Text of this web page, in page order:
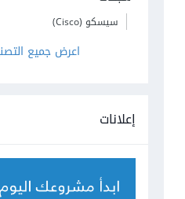
سيسكو (Cisco)
اعرض جميع
إعلانات